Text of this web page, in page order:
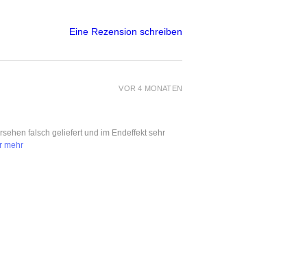
Eine Rezension schreiben
VOR 4 MONATEN
falsch geliefert und im Endeffekt sehr
mehr